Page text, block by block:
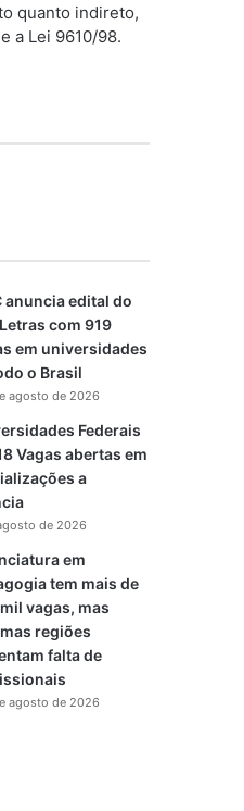
quanto indireto,
a Lei 9610/98.
anuncia edital do
com 919
em universidades
o Brasil
agosto de 2026
Federais
Vagas abertas em
a
de 2026
em
tem mais de
vagas, mas
regiões
falta de
agosto de 2026